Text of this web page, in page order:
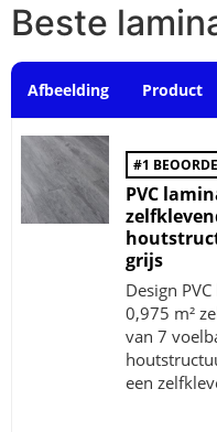
Beste
Afbeelding Product
#1
PVC
grijs
Design
0,975 m²
van 7
een